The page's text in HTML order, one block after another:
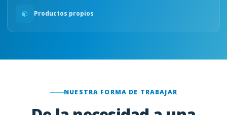
Productos propios
NUESTRA FORMA DE TRABAJAR